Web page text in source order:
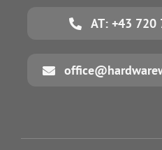
AT: +43 720